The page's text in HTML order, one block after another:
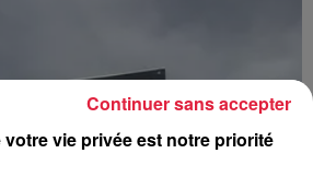
votre vie privée est notre priorité
Continuer sans accepter